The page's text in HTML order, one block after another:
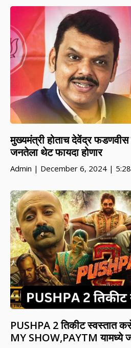
मुख्यमंत्री होताच देवेंद्र फडणवीस
जनतेला थेट फायदा होणार
Admin December 6, 2024
PUSHPA 2 तिकीट स्वस्तात
MY SHOW,PAYTM